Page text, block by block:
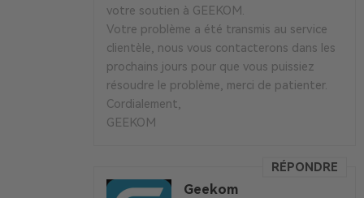
votre soutien à GEEKOM.
Votre problème a été transmis au service
clientèle, nous vous contacterons dans les
prochains jours pour que vous puissiez
résoudre le problème, merci de patienter.
Cordialement,
GEEKOM
Geekom
RÉPONDRE